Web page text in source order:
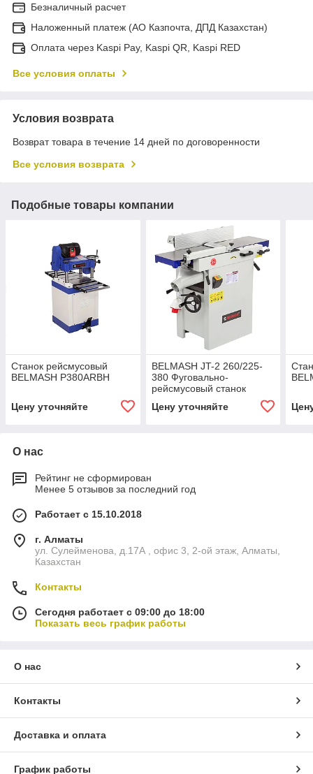
Безналичный расчет
Наложенный платеж (АО Казпочта, ДПД Казахстан)
Оплата через Kaspi Pay, Kaspi QR, Kaspi RED
Все условия оплаты
Условия возврата
Возврат товара в течение 14 дней по договоренности
Все условия возврата
Подобные товары компании
Станок рейсмусовый
BELMASH P380ARBH
Цену уточняйте
BELMASH JT-2 260/225-
380 Фуговально-
рейсмусовый станок
Цену уточняйте
О нас
Рейтинг не сформирован
Менее 5 отзывов за последний год
Работает с 15.10.2018
г. Алматы
ул. Сулейменова, д.17А , офис 3, 2-ой этаж, Алматы,
Казахстан
Контакты
Сегодня работает с 09:00 до 18:00
Показать весь график работы
О нас
Контакты
Доставка и оплата
График работы